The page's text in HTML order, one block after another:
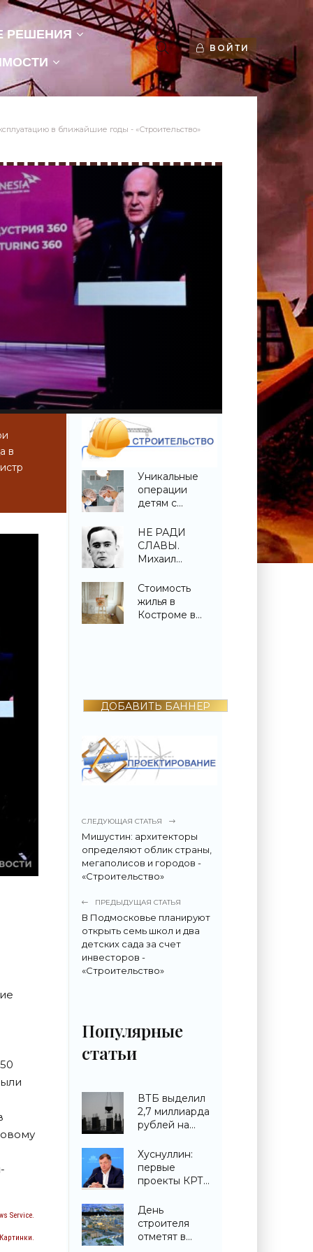
РЕШЕНИЯ
ВОЙТИ
в ближайшие годы - «Строительство»
в
Service.
Уникальные
операции
детям с
деформацией
позвоночника
проведены в
«Свежие
новости
строительства»
НЕ РАДИ
СЛАВЫ.
Михаил
«Свежие
новости
строительства»
Стоимость
жилья в
Костроме в
ДОБАВИТЬ БАННЕР
СЛЕДУЮЩАЯ СТАТЬЯ
Мишустин: архитекторы
определяют облик страны,
мегаполисов и городов -
«Строительство»
ПРЕДЫДУЩАЯ СТАТЬЯ
В Подмосковье планируют
открыть семь школ и два
детских сада за счет
инвесторов -
«Строительство»
Популярные
статьи
ВТБ выделил
2,7 миллиарда
рублей на
ЖК в
Симферополе -
«Строительство»
Хуснуллин:
первые
проекты КРТ
городах ДНР -
«Строительство»
День
строителя
отметят в